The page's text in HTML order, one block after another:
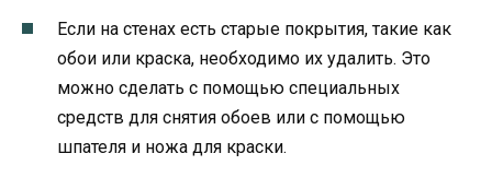
Если на стенах есть старые покрытия, такие как
обои или краска, необходимо их удалить. Это
можно сделать с помощью специальных
средств для снятия обоев или с помощью
шпателя и ножа для краски.